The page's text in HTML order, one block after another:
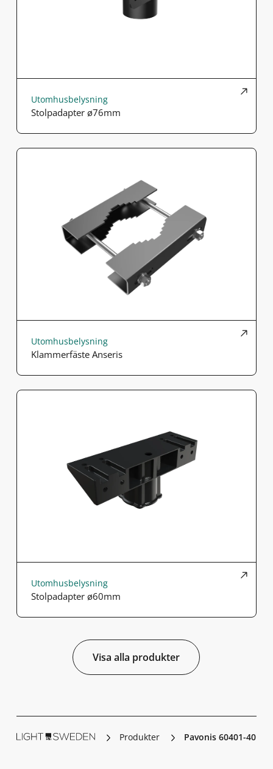
Utomhusbelysning
Stolpadapter ø76mm
Utomhusbelysning
Klammerfäste Anseris
Utomhusbelysning
Stolpadapter ø60mm
Visa alla produkter
Produkter Pavonis 60401-401